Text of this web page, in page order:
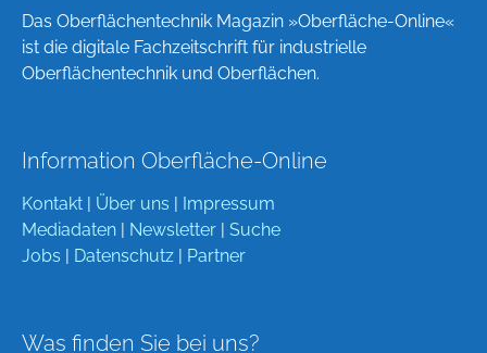
Das Oberflächentechnik Magazin »Oberfläche-Online«
ist die digitale Fachzeitschrift für industrielle
Oberflächentechnik und Oberflächen.
Information Oberfläche-Online
Kontakt Über uns
Impressum
Mediadaten
Newsletter
Suche
Jobs
Datenschutz Partner
Was finden Sie bei uns?